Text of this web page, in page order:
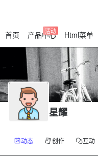
首页 产品中心
活动 Html菜单
星耀
动态 创作 互动